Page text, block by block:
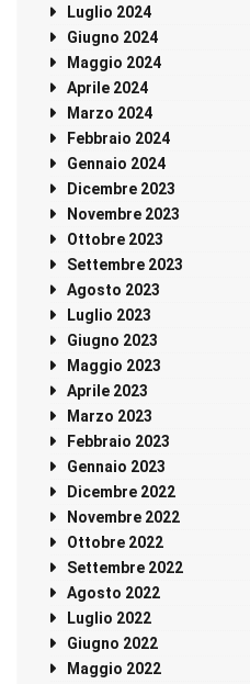
Luglio 2024
Giugno 2024
Maggio 2024
Aprile 2024
Marzo 2024
Febbraio 2024
Gennaio 2024
Dicembre 2023
Novembre 2023
Ottobre 2023
Settembre 2023
Agosto 2023
Luglio 2023
Giugno 2023
Maggio 2023
Aprile 2023
Marzo 2023
Febbraio 2023
Gennaio 2023
Dicembre 2022
Novembre 2022
Ottobre 2022
Settembre 2022
Agosto 2022
Luglio 2022
Giugno 2022
Maggio 2022